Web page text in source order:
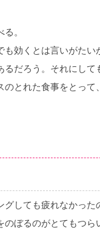
。
効くとは言いがたい
だろう。それにし
とれた食事をとっ
しても疲れなかった
ぼるのがとてもつ